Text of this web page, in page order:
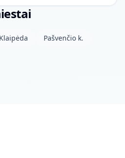
Klaipėda
Pašvenčio k.